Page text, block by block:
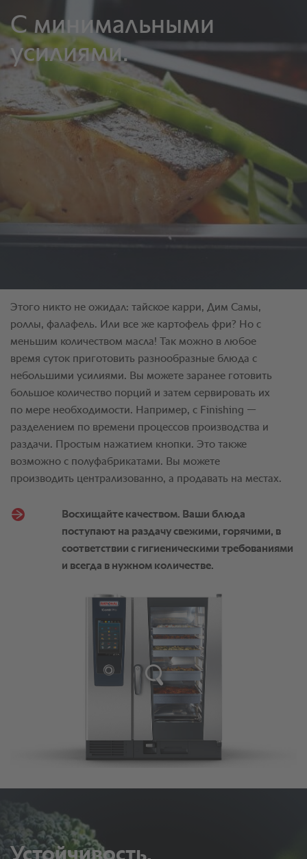
Этого никто не ожидал: тайское карри, Дим Самы,
роллы, фалафель. Или все же картофель фри? Но с
меньшим количеством масла! Так можно в любое
время суток приготовить разнообразные блюда с
небольшими усилиями. Вы можете заранее готовить
большое количество порций и затем сервировать их
по мере необходимости. Например, с Finishing —
разделением по времени процессов производства и
раздачи. Простым нажатием кнопки. Это также
возможно с полуфабрикатами. Вы можете
производить централизованно, а продавать на местах.
Восхищайте качеством. Ваши блюда
поступают на раздачу свежими, горячими, в
соответствии с гигиеническими требованиями
и всегда в нужном количестве.